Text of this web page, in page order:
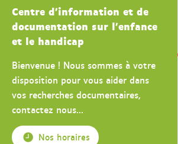
Centre d'information et de
documentation sur l'enfance
et le handicap
Bienvenue ! Nous sommes à votre
disposition pour vous aider dans
vos recherches documentaires,
contactez nous...
Nos horaires